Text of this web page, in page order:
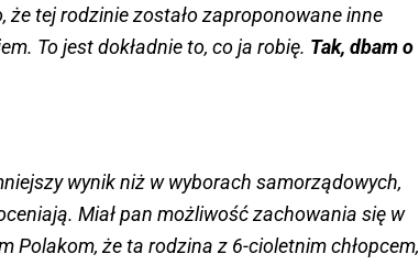
że tej rodzinie zostało zaproponowane inne
To jest dokładnie to, co ja robię. Tak, dbam o
wynik niż w wyborach samorządowych,
Miał pan możliwość zachowania się w
że ta rodzina z 6-cioletnim chłopcem,